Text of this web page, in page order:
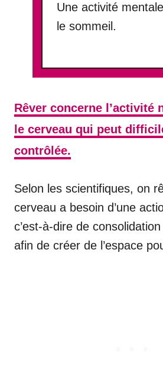
Une activité
le sommeil.
Rêver concerne l’activité
le cerveau qui peut
contrôlée.
Selon les scientifiques, on
cerveau a besoin d’une
c’est-à-dire de
afin de créer de l’espace